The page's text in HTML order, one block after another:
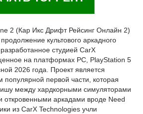
2 (Кар Икс Дрифт Рейсинг Онлайн 2)
культового аркадного
студией CarX
на платформах PC, PlayStation 5
2026 года. Проект является
первой части, которая
между хардкорными симуляторами
откровенными аркадами вроде Need
из CarX Technologies учли